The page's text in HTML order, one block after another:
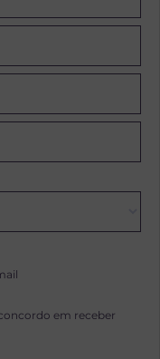
em receber